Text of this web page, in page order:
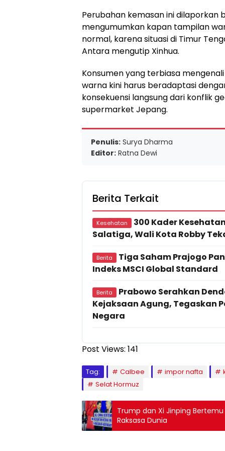
Perubahan kemasan ini
mengumumkan kapan tampilan
normal, karena situasi di Timur
Antara mengutip Xinhua.
Konsumen yang terbiasa
warna kini harus beradaptasi
konsekuensi langsung dari konflik
supermarket Jepang.
Penulis: Surya Dharma
Editor: Ratna Dewi
Berita Terkait
Kesehatan
300 Kader
Salatiga, Wali Kota Robby
Berita
Tiga Saham Prajogo
Indeks MSCI Global Standard
Berita
Prabowo Serahkan
Kejaksaan Agung, Tegaskan
Negara
Post Views: 141
Tag: Calbee impor nafta
Selat Hormuz
Trump dan Xi Jinping Bertemu
Raksasa Dunia